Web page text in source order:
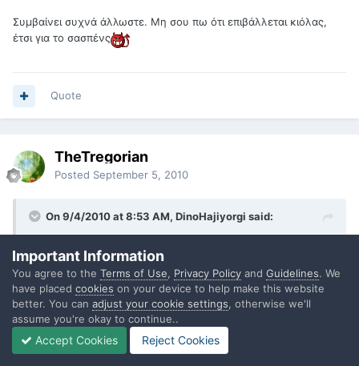
Συμβαίνει συχνά άλλωστε. Μη σου πω ότι επιβάλλεται κιόλας,
έτσι για το σασπένς
Quote
TheTregorian
Posted September 5, 2010
On 9/4/2010 at 8:53 AM, DinoHajiyorgi said:
Εγώ. Άκου "εξεταστικές"! Να τις παρατήσετε τις εξεταστικές.
Τι, νομίζετε ότι μια μέρα θα βγάζετε καλά λεφτά επειδή
λειώνετε τώρα στη μελέτη;
Important Information
You agree to the Terms of Use, Privacy Policy and Guidelines. We
have placed cookies on your device to help make this website
better. You can adjust your cookie settings, otherwise we'll
assume you're okay to continue..
Accept Cookies Reject Cookies